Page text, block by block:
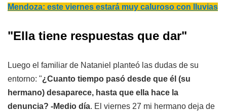
Mendoza: este viernes estará muy caluroso con lluvias
"Ella tiene respuestas que dar"
Luego el familiar de Nataniel planteó las dudas de su
entorno: "¿Cuanto tiempo pasó desde que él (su
hermano) desaparece, hasta que ella hace la
denuncia? -Medio día. El viernes 27 mi hermano deja de